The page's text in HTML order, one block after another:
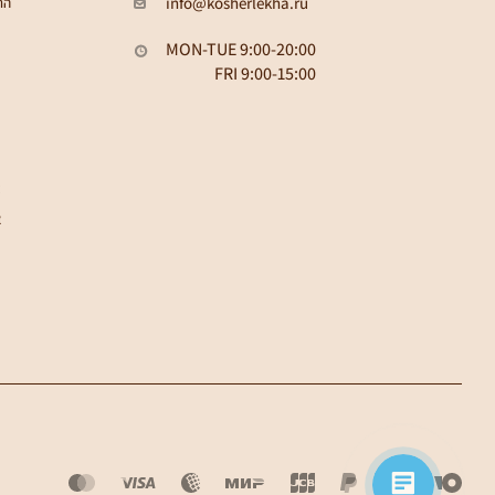
MON-TUE 9:00-20:00
FRI 9:00-15:00